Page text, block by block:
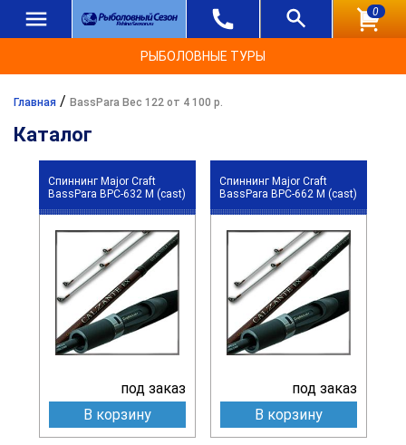
0
РЫБОЛОВНЫЕ ТУРЫ
Главная / BassPara Вес 122 от 4 100 р.
Каталог
Спиннинг Major Craft
BassPara BPC-632 M (cast)
под заказ
В корзину
Спиннинг Major Craft
BassPara BPC-662 M (cast)
под заказ
В корзину